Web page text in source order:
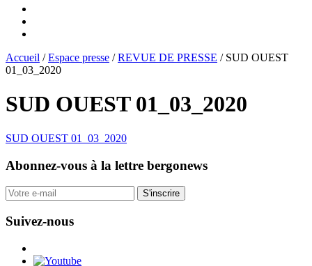
Accueil /Espace presse /REVUE DE PRESSE / SUD OUEST
01_03_2020
SUD OUEST 01_03_2020
SUD OUEST 01_03_2020
Abonnez-vous à la lettre bergonews
S'inscrire
Suivez-nous